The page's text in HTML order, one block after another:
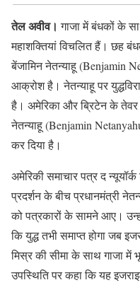
तेल अवीव। गाजा में बंधकों के
महाशक्तियां विचलित हैं। छह
बेंजामिन नेतन्याहू (Benjamin
आक्रोश है। नेतन्याहू पर
है। अमेरिका और ब्रिटेन के
नेतन्याहू (Benjamin
कर दिया है।
अमेरिकी समाचार पत्र द
प्रदर्शन के बीच प्रधानमंत्री
को पत्रकारों के सामने आए।
कि युद्ध तभी समाप्त होगा जब
मिस्र की सीमा के साथ गाजा में
उपस्थिति पर कहा कि यह